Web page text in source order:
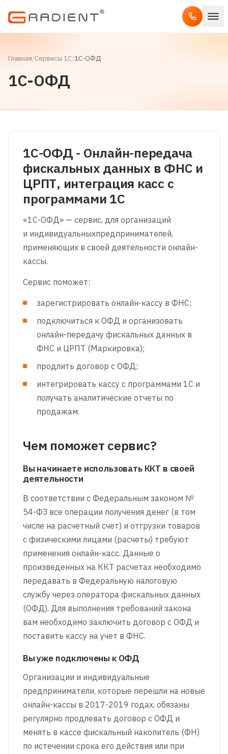
Главная/Сервисы 1С/1С-ОФД
1С-ОФД
1С-ОФД - Онлайн-передача
фискальных данных в ФНС и
ЦРПТ, интеграция касс с
программами 1С
«1С-ОФД» — сервис, для организаций
и индивидуальныхпредпринимателей,
применяющих в своей деятельности онлайн-
кассы.
Сервис поможет:
зарегистрировать онлайн-кассу в ФНС;
подключиться к ОФД и организовать
онлайн-передачу фискальных данных в
ФНС и ЦРПТ (Маркировка);
продлить договор с ОФД;
интегрировать кассу с программами 1С и
получать аналитические отчеты по
продажам.
Чем поможет сервис?
Вы начинаете использовать ККТ в своей
деятельности
В соответствии с Федеральным законом №
54-ФЗ все операции получения денег (в том
числе на расчетный счет) и отгрузки товаров
с физическими лицами (расчеты) требуют
применения онлайн-касс. Данные о
произведенных на ККТ расчетах необходимо
передавать в Федеральную налоговую
службу через оператора фискальных данных
(ОФД). Для выполнения требований закона
вам необходимо заключить договор с ОФД и
поставить кассу на учет в ФНС.
Вы уже подключены к ОФД
Организации и индивидуальные
предприниматели, которые перешли на новые
онлайн-кассы в 2017-2019 годах, обязаны
регулярно продлевать договор с ОФД и
менять в кассе фискальный накопитель (ФН)
по истечении срока его действия или при